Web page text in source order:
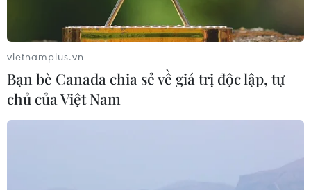
vietnamplus.vn
Bạn bè Canada chia sẻ về giá trị độc lập, tự
chủ của Việt Nam